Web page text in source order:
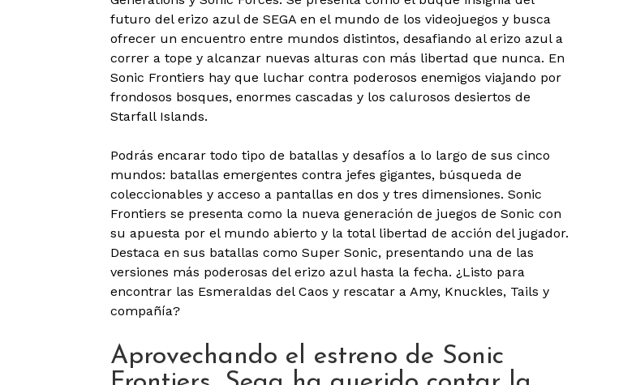
futuro del erizo azul de SEGA en el mundo de los videojuegos y busca
ofrecer un encuentro entre mundos distintos, desafiando al erizo azul a
correr a tope y alcanzar nuevas alturas con más libertad que nunca. En
Sonic Frontiers hay que luchar contra poderosos enemigos viajando por
frondosos bosques, enormes cascadas y los calurosos desiertos de
Starfall Islands.
Podrás encarar todo tipo de batallas y desafíos a lo largo de sus cinco
mundos: batallas emergentes contra jefes gigantes, búsqueda de
coleccionables y acceso a pantallas en dos y tres dimensiones. Sonic
Frontiers se presenta como la nueva generación de juegos de Sonic con
su apuesta por el mundo abierto y la total libertad de acción del jugador.
Destaca en sus batallas como Super Sonic, presentando una de las
versiones más poderosas del erizo azul hasta la fecha. ¿Listo para
encontrar las Esmeraldas del Caos y rescatar a Amy, Knuckles, Tails y
compañía?
Aprovechando el estreno de Sonic